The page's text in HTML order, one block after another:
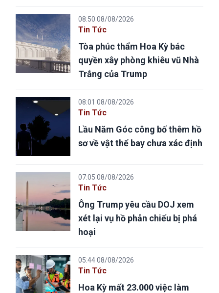
08:50 08/08/2026
Tin Tức
Tòa phúc thẩm Hoa Kỳ bác
quyền xây phòng khiêu vũ Nhà
Trắng của Trump
08:01 08/08/2026
Tin Tức
Lầu Năm Góc công bố thêm hồ
sơ về vật thể bay chưa xác định
07:05 08/08/2026
Tin Tức
Ông Trump yêu cầu DOJ xem
xét lại vụ hồ phản chiếu bị phá
hoại
05:44 08/08/2026
Tin Tức
Hoa Kỳ mất 23.000 việc làm